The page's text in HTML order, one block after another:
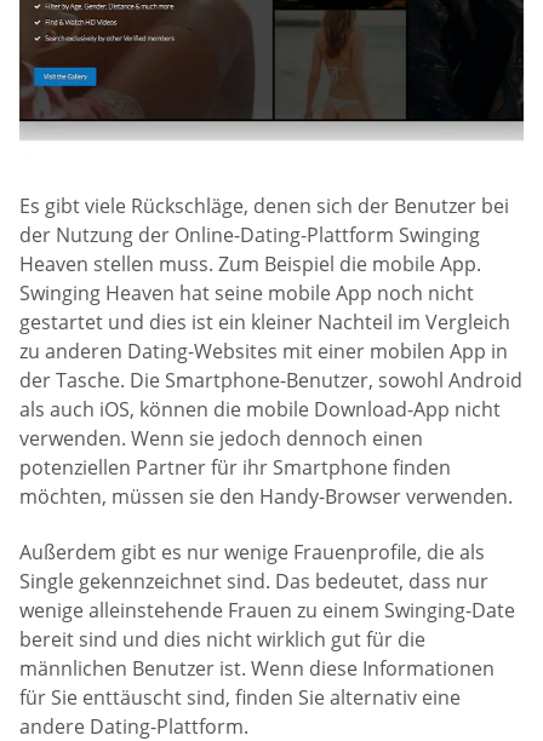
Es gibt viele Rückschläge, denen sich der Benutzer bei
der Nutzung der Online-Dating-Plattform Swinging
Heaven stellen muss. Zum Beispiel die mobile App.
Swinging Heaven hat seine mobile App noch nicht
gestartet und dies ist ein kleiner Nachteil im Vergleich
zu anderen Dating-Websites mit einer mobilen App in
der Tasche. Die Smartphone-Benutzer, sowohl Android
als auch iOS, können die mobile Download-App nicht
verwenden. Wenn sie jedoch dennoch einen
potenziellen Partner für ihr Smartphone finden
möchten, müssen sie den Handy-Browser verwenden.
Außerdem gibt es nur wenige Frauenprofile, die als
Single gekennzeichnet sind. Das bedeutet, dass nur
wenige alleinstehende Frauen zu einem Swinging-Date
bereit sind und dies nicht wirklich gut für die
männlichen Benutzer ist. Wenn diese Informationen
für Sie enttäuscht sind, finden Sie alternativ eine
andere Dating-Plattform.